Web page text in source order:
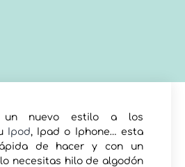
un nuevo estilo a los
Ipod, Ipad o Iphone… esta
de hacer y con un
necesitas hilo de algodón